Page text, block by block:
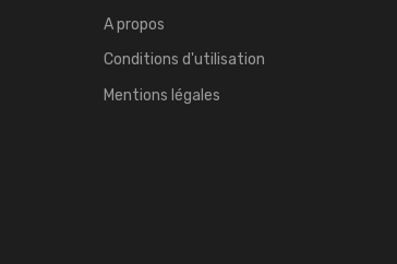
A propos
Conditions d'utilisation
Mentions légales